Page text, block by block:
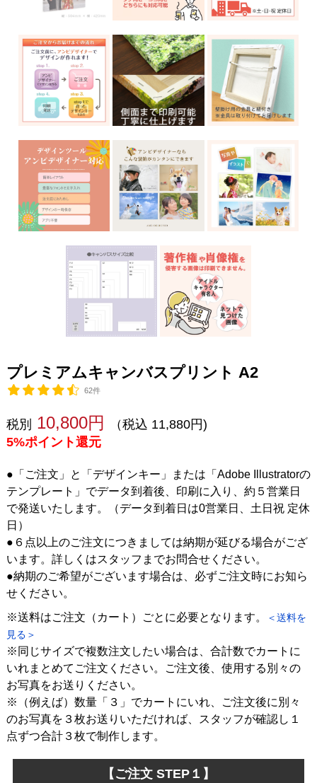
プレミアムキャンバスプリント A2
62件
税別 10,800円
（税込 11,880円)
5%ポイント還元
●「ご注文」と「デザインキー」または「Adobe Illustratorの
テンプレート」でデータ到着後、印刷に入り、約５営業日
で発送いたします。（データ到着日は0営業日、土日祝 定休
日）
●６点以上のご注文につきましては納期が延びる場合がござ
います。詳しくはスタッフまでお問合せください。
●納期のご希望がございます場合は、必ずご注文時にお知ら
せください。
※送料はご注文（カート）ごとに必要となります。
＜送料を
見る＞
※同じサイズで複数注文したい場合は、合計数でカートに
いれまとめてご注文ください。ご注文後、使用する別々の
お写真をお送りください。
※（例えば）数量「３」でカートにいれ、ご注文後に別々
のお写真を３枚お送りいただければ、スタッフが確認し１
点ずつ合計３枚で制作します。
【ご注文 STEP１】